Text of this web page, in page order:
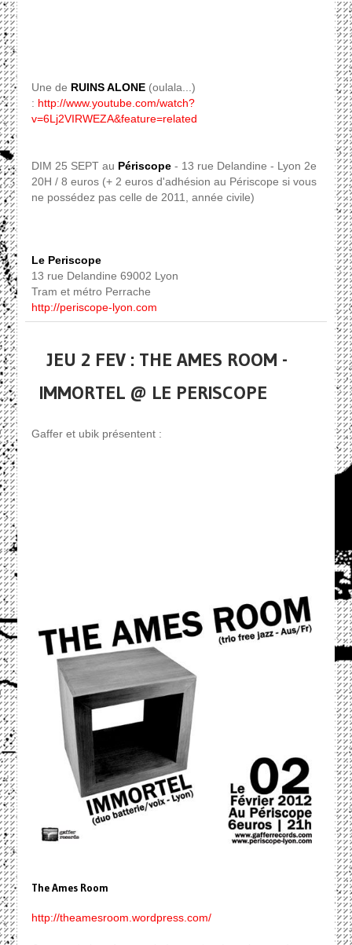
Une de RUINS ALONE(oulala...)
: http://www.youtube.com/watch?
v=6Lj2VIRWEZA&feature=related
DIM 25 SEPT au Périscope- 13 rue Delandine - Lyon 2e
20H / 8 euros (+ 2 euros d'adhésion au Périscope si vous
ne possédez pas celle de 2011, année civile)
Le Periscope
13 rue Delandine 69002 Lyon
Tram et métro Perrache
http://periscope-lyon.com
JEU 2 FEV : THE AMES ROOM -
IMMORTEL @ LE PERISCOPE
Gaffer et ubik présentent :
The Ames Room
http://theamesroom.wordpress.com/